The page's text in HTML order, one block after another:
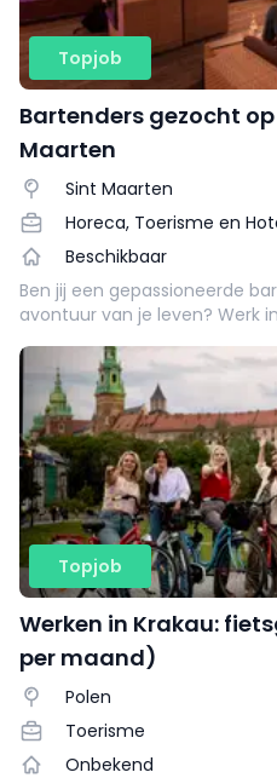
Topjob
Bartenders gezocht
Maarten
Sint Maarten
Horeca, Toerisme en
Beschikbaar
Ben jij een gepassioneerde
avontuur van je leven? Werk
tropische hoogtes.
Topjob
Werken in Krakau:
per maand)
Polen
Toerisme
Onbekend